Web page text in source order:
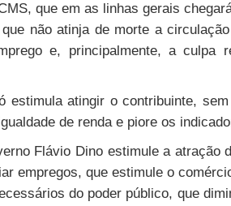
que em as linhas gerais
não atinja de morte a
e, principalmente, a culpa
estimula atingir o contribuinte,
de renda e piore os
Flávio Dino estimule a atração
empregos, que estimule o
do poder público, que